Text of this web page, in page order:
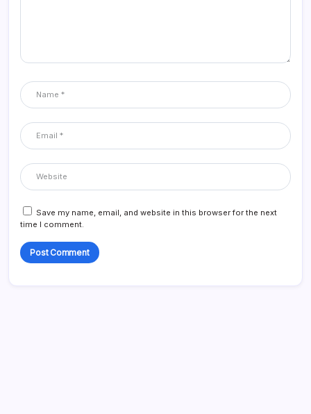
Save my name, email, and website in this browser for the next
time I comment.